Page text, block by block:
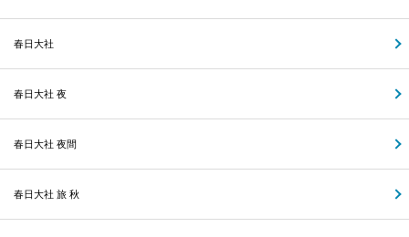
春日大社
春日大社 夜
春日大社 夜間
春日大社 旅 秋